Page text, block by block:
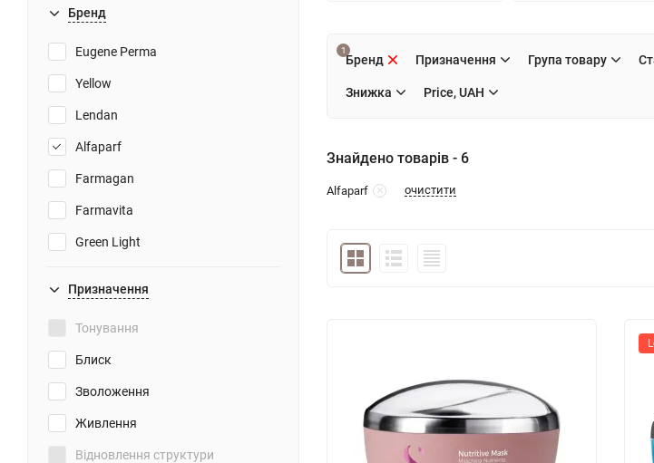
Бренд
Eugene Perma
Yellow
Lendan
Alfaparf
Farmagan
Farmavita
Green Light
Призначення
Тонування
Блиск
Зволоження
Живлення
Відновлення структури
Бренд
1
Призначення Група товару
Знижка Price, UAH
Знайдено товарів - 6
Alfaparf очистити